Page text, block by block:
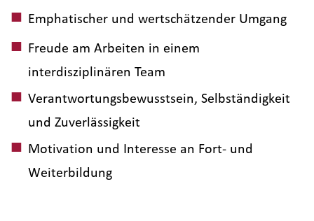
Emphatischer und wertschätzender Umgang
Freude am Arbeiten in einem
interdisziplinären Team
Verantwortungsbewusstsein, Selbständigkeit
und Zuverlässigkeit
Motivation und Interesse an Fort- und
Weiterbildung